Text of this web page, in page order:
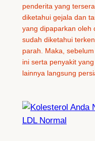
penderita yang
diketahui gejala dan
yang dipaparkan oleh
sudah diketahui
parah. Maka,
ini serta penyakit
lainnya langsung